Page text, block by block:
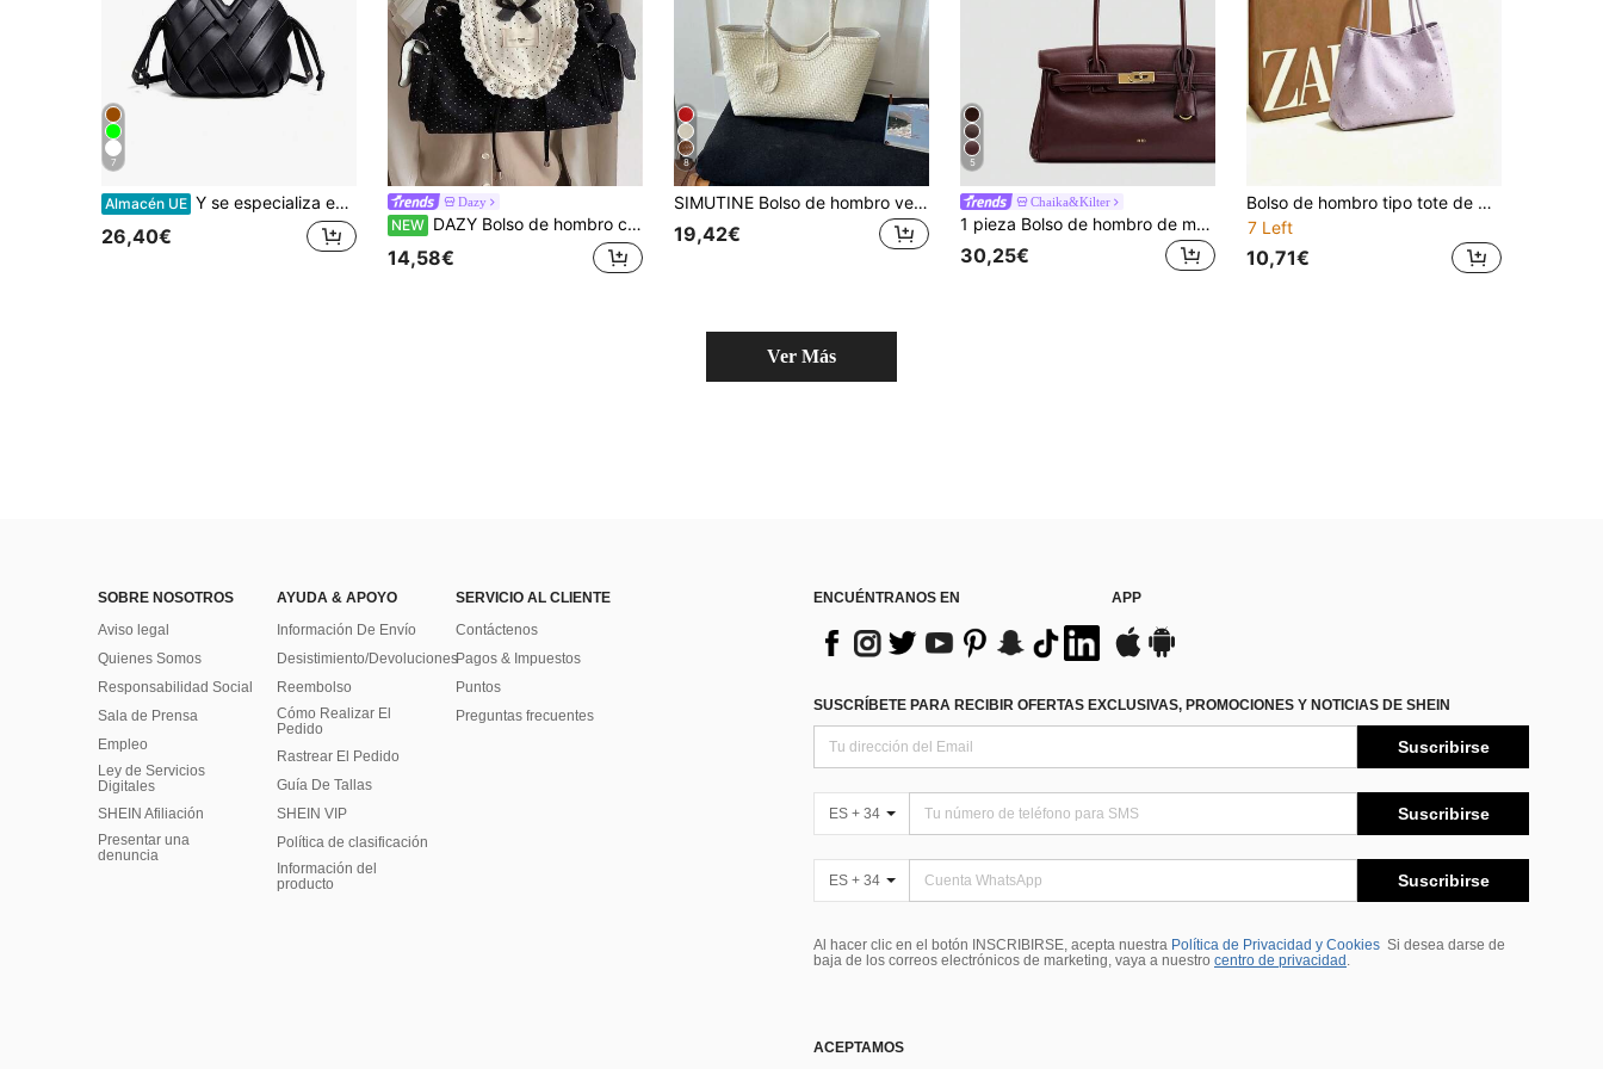
7
Almacén UE Y se especializa en bolsos de mano de gran capacidad, bolsos triangulares, nuevos bolsos de mano con clip y bolsos de noche tejidos con patrón de diamantes.
26,40€
Dazy
NEW DAZY Bolso de hombro con volantes de encaje a lunares - Adorable bolso cruzado con decoración de lazo, estilo lolita
14,58€
8
SIMUTINE Bolso de hombro versátil de estilo coreano de nicho para mujeres, bolso de viaje vintage de alta calidad, bolso de moda de verano para llevar bajo el brazo, tela de PU, bolso de uso diario, adecuado para compras, viajes, compras, trabajo, universidad
19,42€
5
Chaika&Kilter
1 pieza Bolso de hombro de mujer de unicolor de tela PU, bolso baguette, material PU, moda, maletín, para mujer, nuevo estilo 2026, bolso de hombro de mano
30,25€
Bolso de hombro tipo tote de gran capacidad, estilo coreano 2026, diseño casual de nicho versátil y de moda
7 Left
10,71€
Ver Más
SOBRE NOSOTROS
Aviso legal
Quienes Somos
Responsabilidad Social
Sala de Prensa
Empleo
Ley de Servicios
Digitales
SHEIN Afiliación
Presentar una
denuncia
AYUDA & APOYO
Información De Envío
Desistimiento/Devoluciones
Reembolso
Cómo Realizar El
Pedido
Rastrear El Pedido
Guía De Tallas
SHEIN VIP
Política de clasificación
​Información del
producto
SERVICIO AL CLIENTE
Contáctenos
Pagos & Impuestos
Puntos
Preguntas frecuentes
ENCUÉNTRANOS EN APP
SUSCRÍBETE PARA RECIBIR OFERTAS EXCLUSIVAS, PROMOCIONES Y NOTICIAS DE SHEIN
Suscribirse
ES + 34 Suscribirse
ES + 34 Suscribirse
Al hacer clic en el botón INSCRIBIRSE, acepta nuestra Política de Privacidad y Cookies Si desea darse de
baja de los correos electrónicos de marketing, vaya a nuestro centro de privacidad .
ACEPTAMOS